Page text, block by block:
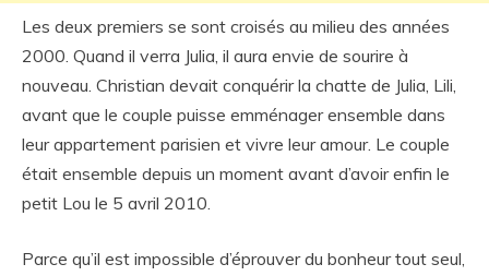
Les deux premiers se sont croisés au milieu des années
2000. Quand il verra Julia, il aura envie de sourire à
nouveau. Christian devait conquérir la chatte de Julia, Lili,
avant que le couple puisse emménager ensemble dans
leur appartement parisien et vivre leur amour. Le couple
était ensemble depuis un moment avant d’avoir enfin le
petit Lou le 5 avril 2010.
Parce qu’il est impossible d’éprouver du bonheur tout seul,